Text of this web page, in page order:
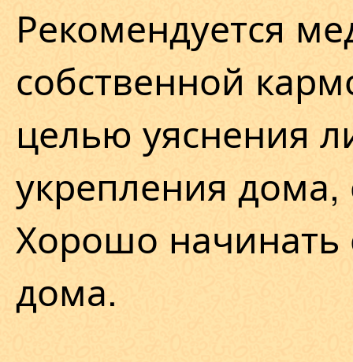
Рекомендуется
собственной
целью уяснения
укрепления
Хорошо начинать
дома.